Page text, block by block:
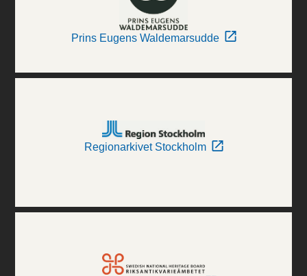
Prins Eugens Waldemarsudde
Regionarkivet Stockholm